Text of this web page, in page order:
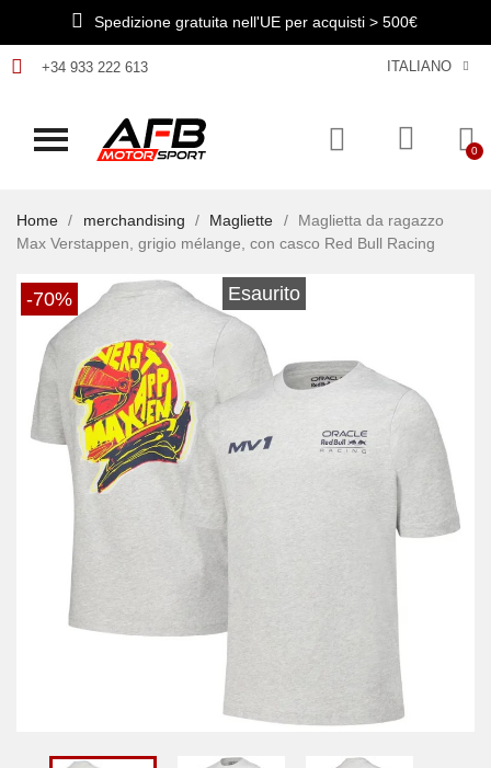
Spedizione gratuita nell'UE per acquisti > 500€
+34 933 222 613 ITALIANO
Home merchandising Magliette
Maglietta da ragazzo
Max Verstappen, grigio mélange, con casco Red Bull Racing
-70% Esaurito